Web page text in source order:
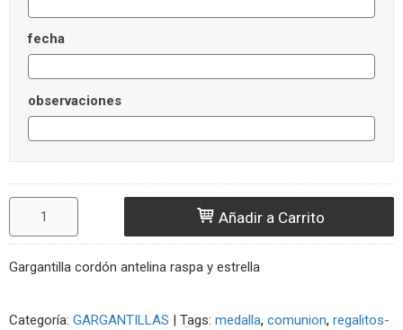
fecha
observaciones
Añadir a Carrito
Gargantilla cordón antelina raspa y estrella
Categoría: GARGANTILLAS | Tags: medalla comunion regalitos-